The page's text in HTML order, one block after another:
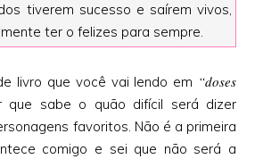
tiverem sucesso e saírem vivos,
ter o felizes para sempre.
livro que você vai lendo em “doses
que sabe o quão difícil será dizer
favoritos. Não é a primeira
comigo e sei que não será a